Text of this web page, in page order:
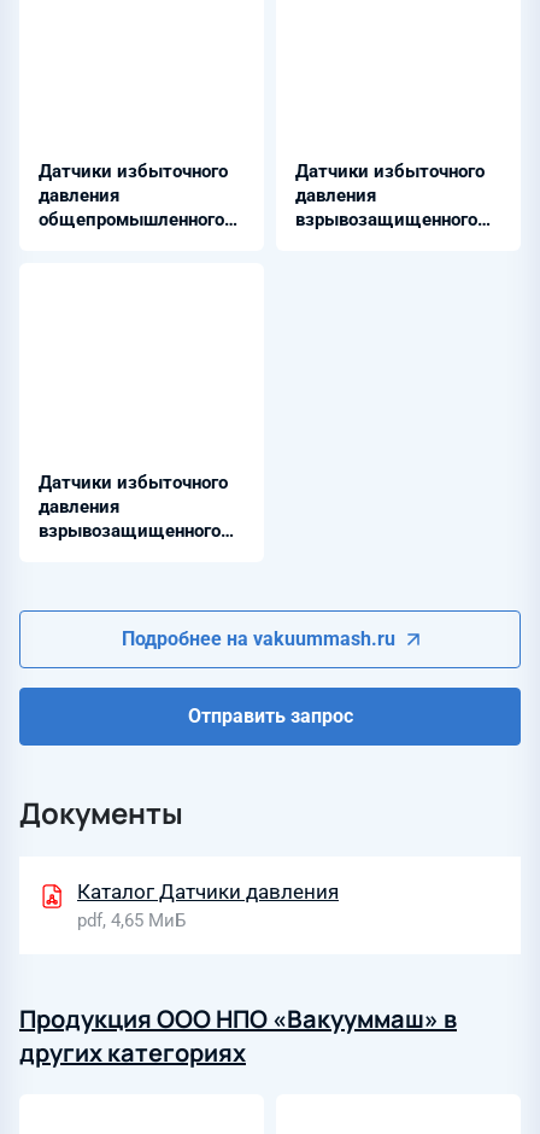
Датчики избыточного
давления
общепромышленного
Датчики избыточного
давления
взрывозащищенного
Датчики избыточного
давления
взрывозащищенного
Подробнее на vakuummash.ru
Отправить запрос
Документы
Каталог Датчики давления
pdf, 4,65 МиБ
Продукция ООО НПО «Вакууммаш» в
других категориях